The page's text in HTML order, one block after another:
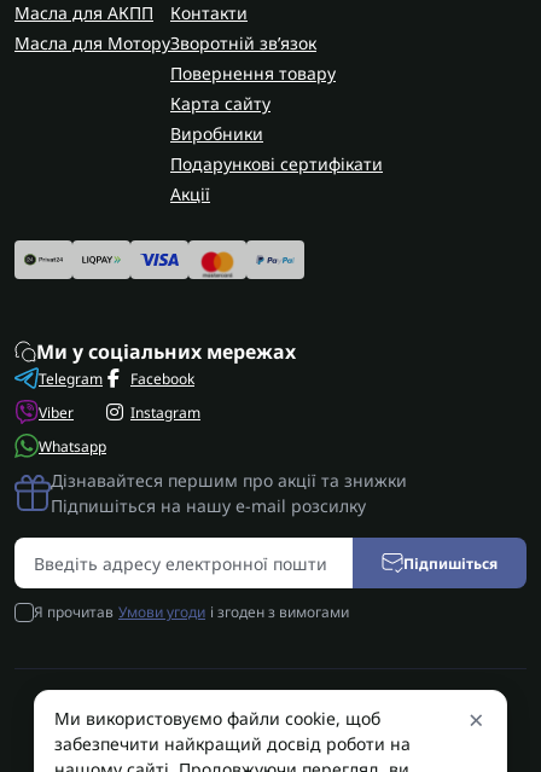
Масла для АКПП
Масла для Мотору
Контакти
Зворотній зв’язок
Повернення товару
Карта сайту
Виробники
Подарункові сертифікати
Акції
Ми у соціальних мережах
Telegram
Viber
Whatsapp
Facebook
Instagram
Дізнавайтеся першим про акції та знижки
Підпишіться на нашу e-mail розсилку
Підпишіться
Я прочитав Умови угоди і згоден з вимогами
AUTOSHIFT | Запчастини АКПП | Ремонт АКПП © 2026
AUTOSHIFT
×
Ми використовуємо файли cookie, щоб
забезпечити найкращий досвід роботи на